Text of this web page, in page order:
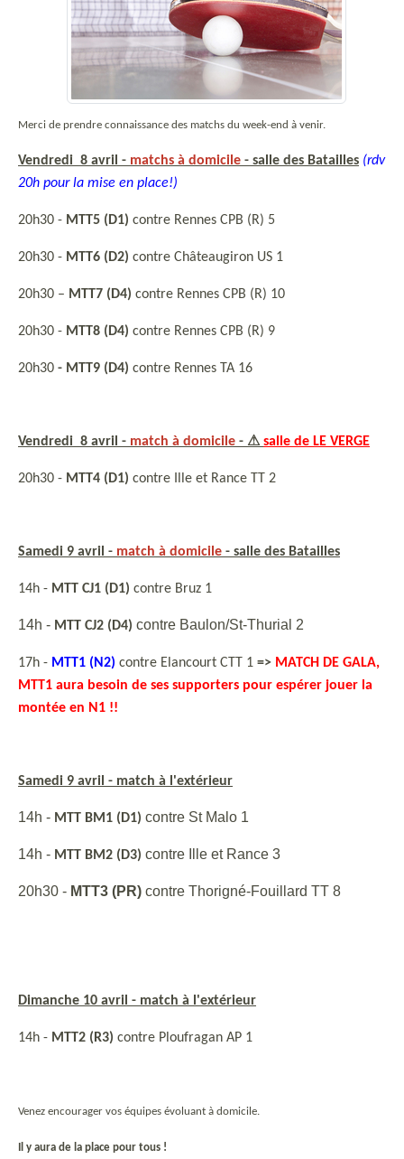
Merci de prendre connaissance des matchs du week-end à venir.
Vendredi 8 avril - matchs à domicile - salle des Batailles (rdv
20h pour la mise en place!)
20h30 - MTT5 (D1) contre Rennes CPB (R) 5
20h30 - MTT6 (D2) contre Châteaugiron US 1
20h30 – MTT7 (D4) contre Rennes CPB (R) 10
20h30 - MTT8 (D4) contre Rennes CPB (R) 9
20h30 - MTT9 (D4) contre Rennes TA 16
Vendredi 8 avril - match à domicile - ⚠salle de LE VERGE
20h30 - MTT4 (D1) contre Ille et Rance TT 2
Samedi 9 avril - match à domicile - salle des Batailles
14h - MTT CJ1 (D1) contre Bruz 1
14h - MTT CJ2 (D4) contre Baulon/St-Thurial 2
17h - MTT1 (N2) contre Elancourt CTT 1 => MATCH DE GALA,
MTT1 aura besoin de ses supporters pour espérer jouer la
montée en N1 !!
Samedi 9 avril - match à l'extérieur
14h - MTT BM1 (D1) contre St Malo 1
14h - MTT BM2 (D3) contre Ille et Rance 3
20h30 - MTT3 (PR) contre Thorigné-Fouillard TT 8
Dimanche 10 avril - match à l'extérieur
14h - MTT2 (R3) contre Ploufragan AP 1
Venez encourager vos équipes évoluant à domicile.
l y aura de la place pour tous !